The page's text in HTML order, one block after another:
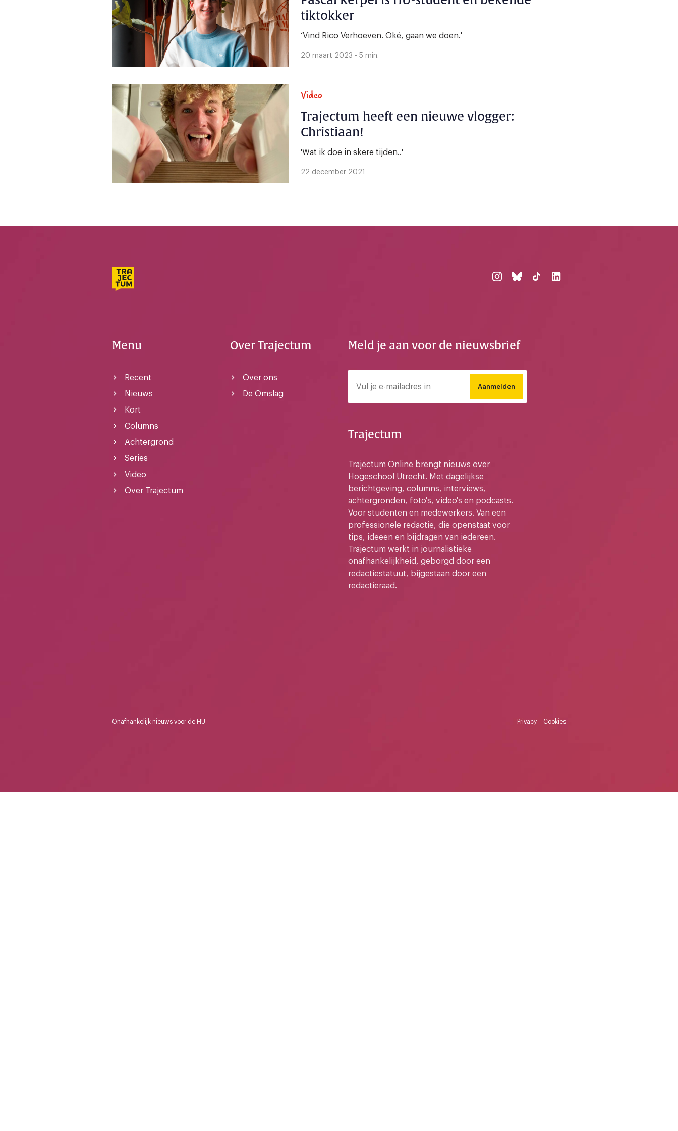
tiktokker
‘Vind Rico Verhoeven. Oké, gaan we doen.'
20 maart 2023 - 5 min.
Video
Trajectum heeft een nieuwe vlogger:
Christiaan!
'Wat ik doe in skere tijden..'
22 december 2021
Menu
Recent
Nieuws
Kort
Columns
Achtergrond
Series
Video
Over Trajectum
Over Trajectum
Over ons
De Omslag
Meld je aan voor de nieuwsbrief
Aanmelden
Trajectum
Trajectum Online brengt nieuws over
Hogeschool Utrecht. Met dagelijkse
berichtgeving, columns, interviews,
achtergronden, foto's, video's en podcasts.
Voor studenten en medewerkers. Van een
professionele redactie, die openstaat voor
tips, ideeen en bijdragen van iedereen.
Trajectum werkt in journalistieke
onafhankelijkheid, geborgd door een
redactiestatuut, bijgestaan door een
redactieraad.
Onafhankelijk nieuws voor de HU Privacy Cookies